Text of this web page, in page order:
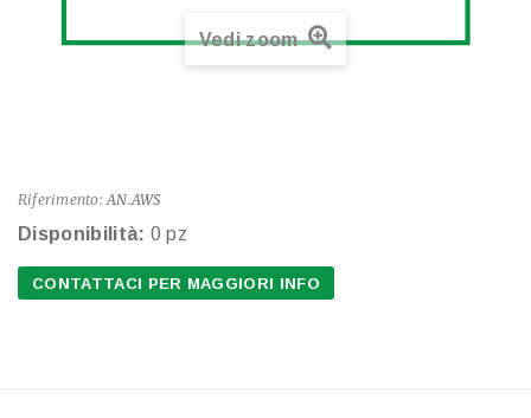
Vedi zoom
Riferimento: AN.AWS
Disponibilità: 0 pz
CONTATTACI PER MAGGIORI INFO